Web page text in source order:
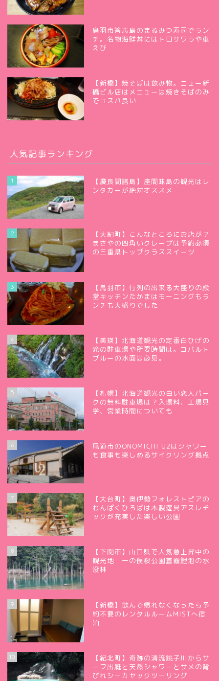
鳥羽市答志島のまるみつ寿司でラン
チ。名物海鮮丼にはトロサワラや車
えび
【新橋】焼そばは飲み物。ニュー新
橋ビル店はメニューは焼きそばのみ
でコスパ良い
人気記事ランキング
1
【慶良間諸島】座間味島の観光はレ
ンタカーが絶対オススメ
2
【大紀町】こんなところにお店が？
まさやの四角いクレープは予約必須
の三重県トップクラススイーツ
3
【鳥羽市】行列の出来る大盛りの殿
堂キッチンたかまはモーニングもラ
ンチも大盛りでした
4
【美瑛】北海道観光の定番白ひげの
滝の駐車場や所要時間は。コバルト
ブルーの水面は必見。
5
【札幌】北海道観光の白い恋人パー
クの無料駐車場は？入場料、工場見
学、営業時間についても
6
尾道市のONOMICHI U2はシャワー
も食事も楽しめるサイクリング拠点
7
【大台町】奥伊勢フォレストピアの
わんぱくひろばは木製遊具アスレチ
ックが充実した楽しい公園
8
【下関市】山口県で人気急上昇中の
観光地 一の俣桜公園蒼霧鯉池の水
没林
9
【新橋】飲んで帰れなくなったら予
約不要のレンタルルームMISTへ宿
泊
10
【紀北町】奇跡の清流銚子川からサ
ーフ出艇と天然シャワーとサメの背
びれシーカヤックツーリング